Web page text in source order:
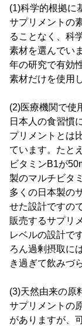
(1)科学的根拠に
サプリメントの
ることなく、科
素材を選んでい
年の研究で有効
素材だけを使用
(2)医療機関で使
日本人の食習慣
プリメントとは
ています。たと
ビタミンB1が
製のマルチビタ
多くの日本製の
せた設計ですの
販売するサプリ
レベルの設計で
ろん過剰摂取に
き過ぎて飲みづ
(3)天然由来の原
サプリメントの
がありますが、